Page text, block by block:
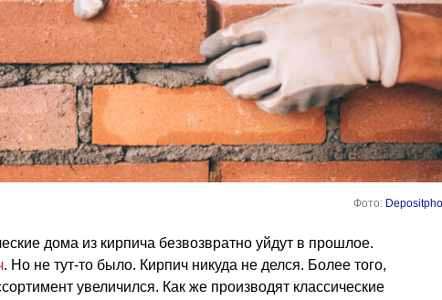
Фото:
дома из кирпича безвозвратно уйдут в прошлое.
. Но не тут-то было. Кирпич никуда не делся. Более того,
увеличился. Как же производят классические